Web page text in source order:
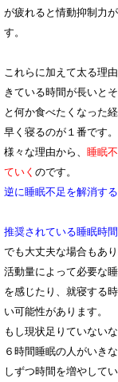
が疲れると情動抑制力
す。
これらに加えて太る理
きている時間が長いと
と何か食べたくなった
早く寝るのが１番です。
様々な理由から、 睡眠
ていく のです。
逆に睡眠不足を解消す
推奨されている睡眠時
でも大丈夫な場合もあり
活動量によって必要な
を感じたり、就寝する
い可能性があります。
もし現状足りていない
６時間睡眠の人がいき
しずつ時間を増やして